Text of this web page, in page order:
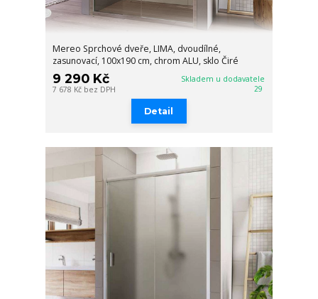
Mereo Sprchové dveře, LIMA, dvoudílné,
zasunovací, 100x190 cm, chrom ALU, sklo Čiré
9 290 Kč
7 678 Kč bez DPH
Skladem u dodavatele
29
Detail